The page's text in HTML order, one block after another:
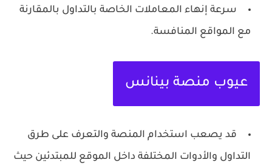
سرعة إنهاء المعاملات الخاصة بالتداول بالمقارنة
مع المواقع المنافسة.
عيوب منصة بينانس
قد يصعب استخدام المنصة والتعرف على طرق
التداول والأدوات المختلفة داخل الموقع للمبتدئين حيث